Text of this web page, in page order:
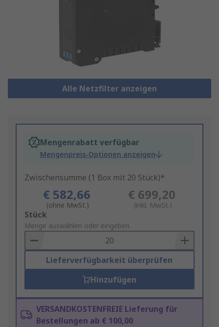
Alle Netzfilter anzeigen
Mengenrabatt verfügbar
Mengenpreis-Optionen anzeigen
Zwischensumme (1 Box mit 20 Stück)*
€ 582,66
(ohne MwSt.)
€ 699,20
(inkl. MwSt.)
Add
to
Basket
Stück
Menge auswählen oder eingeben
Lieferverfügbarkeit überprüfen
Hinzufügen
VERSANDKOSTENFREIE Lieferung für
Bestellungen ab € 100,00